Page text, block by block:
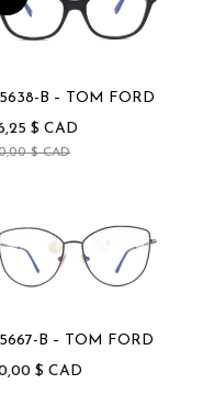
B – TOM FORD
$ CAD
$CAD
B – TOM FORD
$ CAD